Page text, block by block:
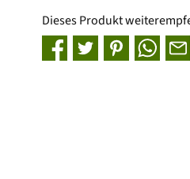
Dieses Produkt